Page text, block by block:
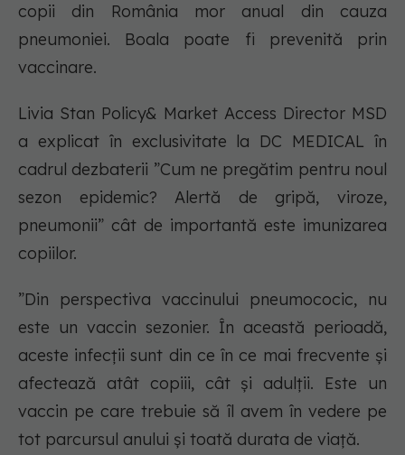
copii din România mor anual din cauza
pneumoniei. Boala poate fi prevenită prin
vaccinare.
Livia Stan Policy& Market Access Director MSD
a explicat în exclusivitate la DC MEDICAL în
cadrul dezbaterii ”Cum ne pregătim pentru noul
sezon epidemic? Alertă de gripă, viroze,
pneumonii” cât de importantă este imunizarea
copiilor.
”Din perspectiva vaccinului pneumococic, nu
este un vaccin sezonier. În această perioadă,
aceste infecții sunt din ce în ce mai frecvente și
afectează atât copiii, cât și adulții. Este un
vaccin pe care trebuie să îl avem în vedere pe
tot parcursul anului și toată durata de viață.